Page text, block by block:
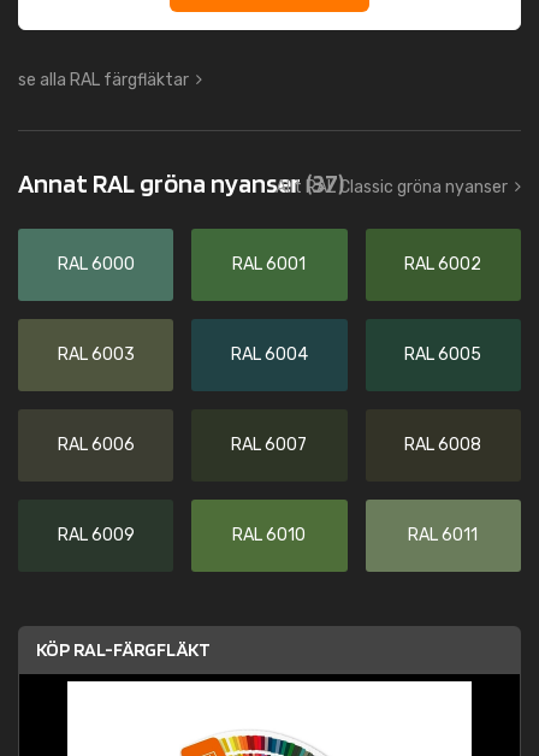
se alla RAL färgfläktar
Annat RAL gröna nyanser(37)
Allt RAL Classic gröna nyanser
RAL 6000 RAL 6001 RAL 6002
RAL 6003 RAL 6004 RAL 6005
RAL 6006 RAL 6007 RAL 6008
RAL 6009 RAL 6010 RAL 6011
KÖP RAL-FÄRGFLÄKT